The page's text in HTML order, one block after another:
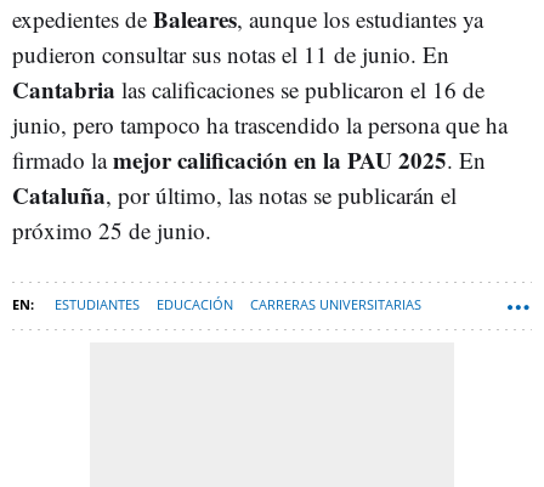
expedientes de Baleares, aunque los estudiantes ya
pudieron consultar sus notas el 11 de junio. En
Cantabria las calificaciones se publicaron el 16 de
junio, pero tampoco ha trascendido la persona que ha
firmado lamejor calificación en la PAU 2025. En
Cataluña, por último, las notas se publicarán el
próximo 25 de junio.
ESTUDIANTES EDUCACIÓN CARRERAS UNIVERSITARIAS